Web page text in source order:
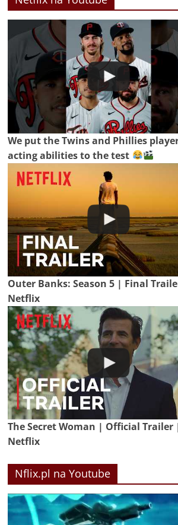
We put the Twins and Phillies
acting abilities to the test
Outer Banks: Season 5 | Final
Netflix
The Secret Woman | Official Trailer
Netflix
Nflix.pl na Youtube